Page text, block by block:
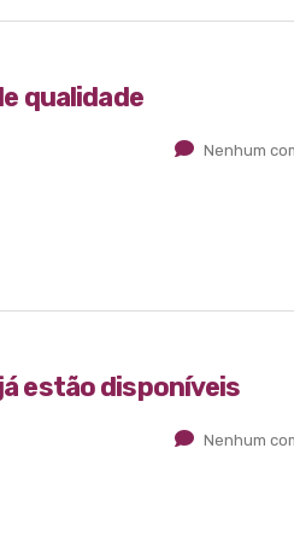
qualidade
Nenhum
estão disponíveis
Nenhum